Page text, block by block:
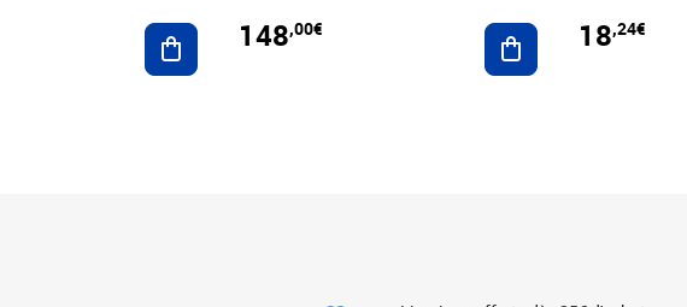
Ajouter au panier
148,00€ Ajouter au panier
18,24€